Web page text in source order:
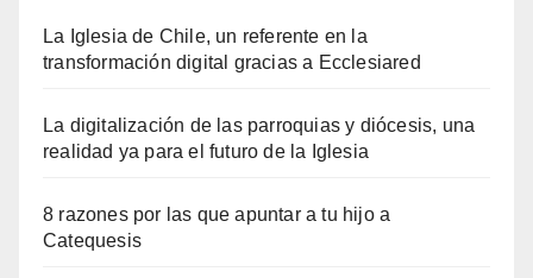
La Iglesia de Chile, un referente en la
transformación digital gracias a Ecclesiared
La digitalización de las parroquias y diócesis, una
realidad ya para el futuro de la Iglesia
8 razones por las que apuntar a tu hijo a
Catequesis